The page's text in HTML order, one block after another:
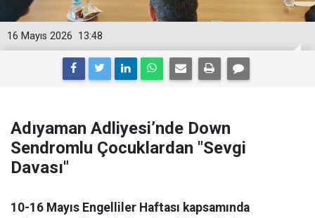
13:48
16 Mayıs 2026
Adıyaman Adliyesi’nde Down
Sendromlu Çocuklardan "Sevgi
Davası"
10-16 Mayıs Engelliler Haftası kapsamında